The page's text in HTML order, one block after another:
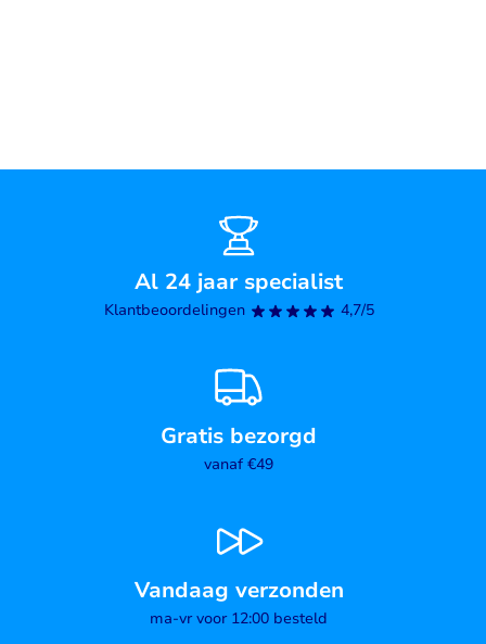
Al 24 jaar specialist
Klantbeoordelingen 4,7/5
Gratis bezorgd
vanaf €49
Vandaag verzonden
ma-vr voor 12:00 besteld